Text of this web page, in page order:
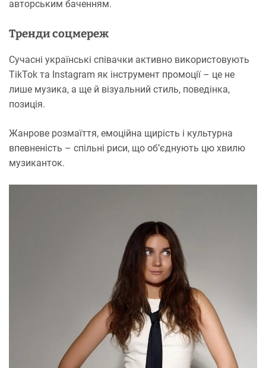
авторським баченням.
Тренди соцмереж
Сучасні українські співачки активно використовують
TikTok та Instagram як інструмент промоції – це не
лише музика, а ще й візуальний стиль, поведінка,
позиція.
Жанрове розмаїття, емоційна щирість і культурна
впевненість – спільні риси, що об’єднують цю хвилю
музиканток.